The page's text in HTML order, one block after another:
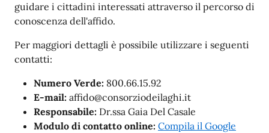
guidare i cittadini interessati attraverso il percorso di
conoscenza dell'affido.
Per maggiori dettagli è possibile utilizzare i seguenti
contatti:
Numero Verde: 800.66.15.92
E-mail: affido@consorziodeilaghi.it
Responsabile: Dr.ssa Gaia Del Casale
Modulo di contatto online: Compila il Google